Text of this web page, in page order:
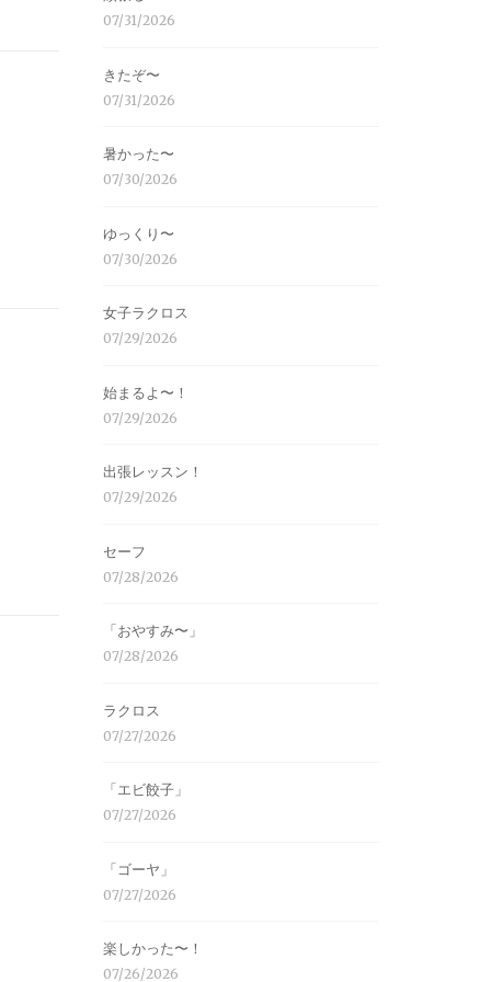
07/31/2026
きたぞ〜
07/31/2026
暑かった〜
07/30/2026
ゆっくり〜
07/30/2026
女子ラクロス
07/29/2026
始まるよ〜！
07/29/2026
出張レッスン！
07/29/2026
セーフ
07/28/2026
「おやすみ〜」
07/28/2026
ラクロス
07/27/2026
「エビ餃子」
07/27/2026
「ゴーヤ」
07/27/2026
楽しかった〜！
07/26/2026